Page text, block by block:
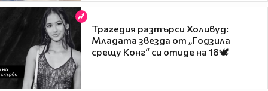
Трагедия разтърси Холивуд:
Младата звезда от „Годзила
срещу Конг“ си отиде на 18🕊️